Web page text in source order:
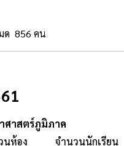
ด 856 คน
ศาสตร์ภูมิภาค
นห้อง
จำนวนนักเรียน